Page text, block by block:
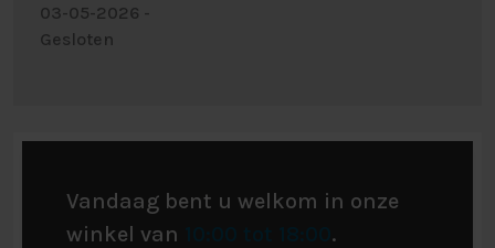
03-05-2026 -
Gesloten
Vandaag bent u welkom in onze
winkel van
.